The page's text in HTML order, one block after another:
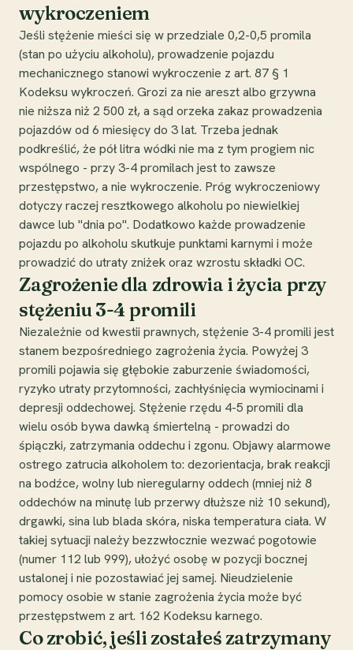
wykroczeniem
Jeśli stężenie mieści się w przedziale 0,2-0,5 promila
(stan po użyciu alkoholu), prowadzenie pojazdu
mechanicznego stanowi wykroczenie z art. 87 § 1
Kodeksu wykroczeń. Grozi za nie areszt albo grzywna
nie niższa niż 2 500 zł, a sąd orzeka zakaz prowadzenia
pojazdów od 6 miesięcy do 3 lat. Trzeba jednak
podkreślić, że pół litra wódki nie ma z tym progiem nic
wspólnego - przy 3-4 promilach jest to zawsze
przestępstwo, a nie wykroczenie. Próg wykroczeniowy
dotyczy raczej resztkowego alkoholu po niewielkiej
dawce lub "dnia po". Dodatkowo każde prowadzenie
pojazdu po alkoholu skutkuje punktami karnymi i może
prowadzić do utraty zniżek oraz wzrostu składki OC.
Zagrożenie dla zdrowia i życia przy
stężeniu 3-4 promili
Niezależnie od kwestii prawnych, stężenie 3-4 promili jest
stanem bezpośredniego zagrożenia życia. Powyżej 3
promili pojawia się głębokie zaburzenie świadomości,
ryzyko utraty przytomności, zachłyśnięcia wymiocinami i
depresji oddechowej. Stężenie rzędu 4-5 promili dla
wielu osób bywa dawką śmiertelną - prowadzi do
śpiączki, zatrzymania oddechu i zgonu. Objawy alarmowe
ostrego zatrucia alkoholem to: dezorientacja, brak reakcji
na bodźce, wolny lub nieregularny oddech (mniej niż 8
oddechów na minutę lub przerwy dłuższe niż 10 sekund),
drgawki, sina lub blada skóra, niska temperatura ciała. W
takiej sytuacji należy bezzwłocznie wezwać pogotowie
(numer 112 lub 999), ułożyć osobę w pozycji bocznej
ustalonej i nie pozostawiać jej samej. Nieudzielenie
pomocy osobie w stanie zagrożenia życia może być
przestępstwem z art. 162 Kodeksu karnego.
Co zrobić, jeśli zostałeś zatrzymany